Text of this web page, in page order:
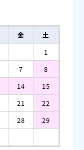
金
土
1
7
8
14
15
21
22
28
29